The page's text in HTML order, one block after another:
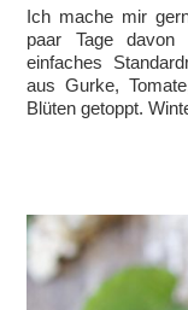
Ich mache mir
paar Tage
einfaches
aus Gurke,
Blüten getoppt.